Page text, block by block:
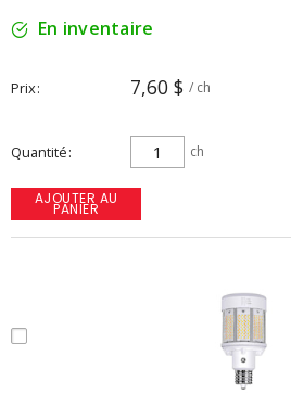
En inventaire
Prix 7,60 $ / ch
Quantité ch
AJOUTER AU
PANIER